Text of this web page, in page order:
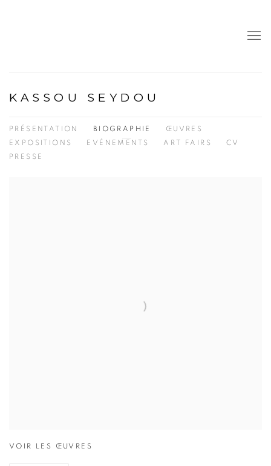
KASSOU SEYDOU
PRÉSENTATION BIOGRAPHIE
ŒUVRES
EXPOSITIONS
EVÉNEMENTS ART FAIRS
CV
PRESSE
VOIR LES ŒUVRES